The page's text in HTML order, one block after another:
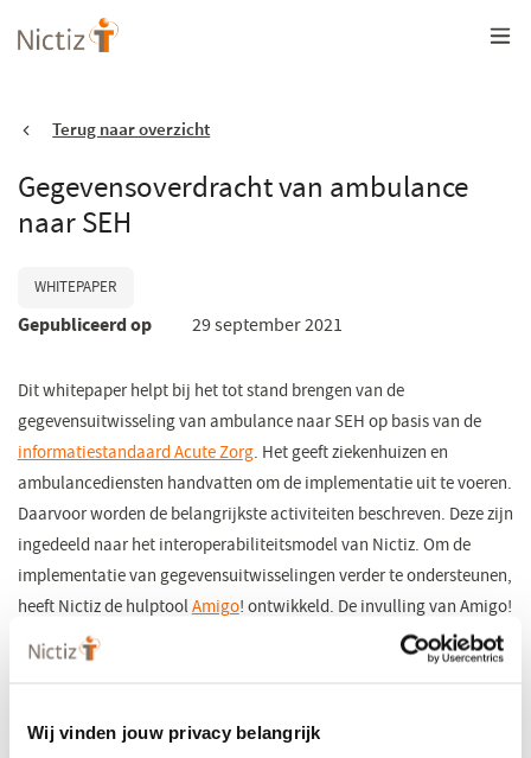
Wij vinden jouw privacy belangrijk
Overslaan
en
gaanTerug naar overzicht
Gegevensoverdracht van ambulance
naar SEH
WHITEPAPER
Gepubliceerd op 29 september 2021
Dit whitepaper helpt bij het tot stand brengen van de
gegevensuitwisseling van ambulance naar SEH op basis van de
informatiestandaard Acute Zorg. Het geeft ziekenhuizen en
ambulancediensten handvatten om de implementatie uit te voeren.
Daarvoor worden de belangrijkste activiteiten beschreven. Deze zijn
ingedeeld naar het interoperabiliteitsmodel van Nictiz. Om de
implementatie van gegevensuitwisselingen verder te ondersteunen,
heeft Nictiz de hulptoolAmigo(opent
venster)
! ontwikkeld. De invulling van Amigo!
voor de gegevensoverdracht tussen ambulance en SEH is gebaseerd
op de inhoud van dit whitepaper.